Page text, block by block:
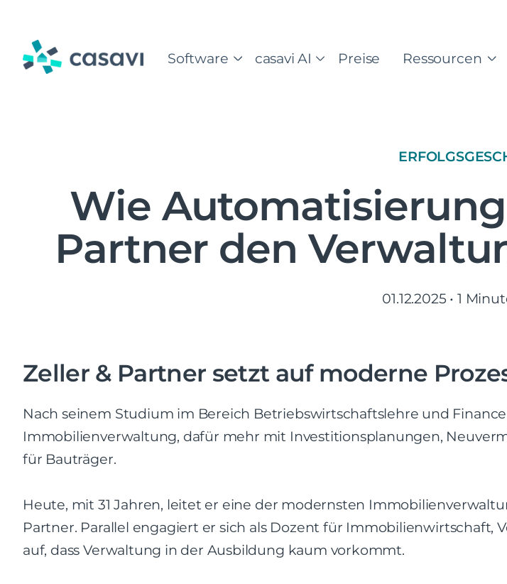
springen
Software casavi AI Preise Ressourcen
Wie
Partner den
01.12.2025 • 1
Zeller & Partner setzt auf moderne
Nach seinem Studium im Bereich Betriebswirtschaftslehre und
Immobilienverwaltung, dafür mehr mit Investitionsplanungen,
für Bauträger.
Heute, mit 31 Jahren, leitet er eine der modernsten
Partner. Parallel engagiert er sich als Dozent für
auf, dass Verwaltung in der Ausbildung kaum vorkommt.